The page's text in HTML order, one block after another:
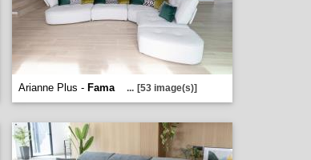
Arianne Plus - Fama ... [53 image(s)]